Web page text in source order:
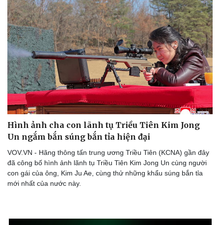
Hình ảnh cha con lãnh tụ Triều Tiên Kim Jong
Un ngắm bắn súng bắn tỉa hiện đại
VOV.VN - Hãng thông tấn trung ương Triều Tiên (KCNA) gần đây
đã công bố hình ảnh lãnh tụ Triều Tiên Kim Jong Un cùng người
con gái của ông, Kim Ju Ae, cùng thử những khẩu súng bắn tỉa
mới nhất của nước này.